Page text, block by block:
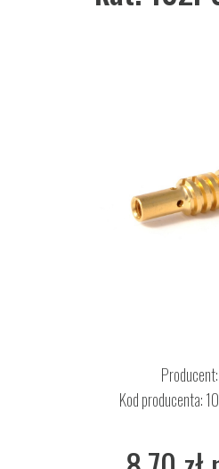
Producent:
Kod producenta: